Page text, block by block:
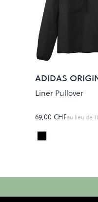
ADIDAS
Liner Pullover
69,00 CHFau lieu de
Colour
Black